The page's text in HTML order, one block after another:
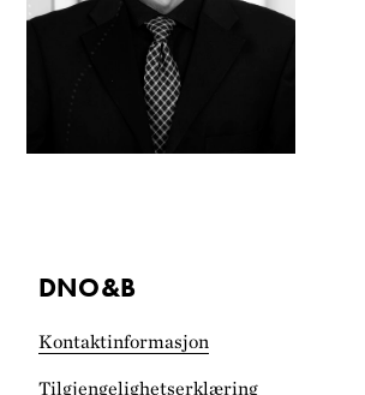
DNO&B
Kontaktinformasjon
Tilgjengelighets­erklæring